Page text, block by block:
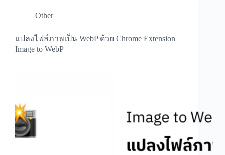
Other
แปลงไฟล์ภาพเป็น WebP ด้วย Chrome Extension
Image to WebP